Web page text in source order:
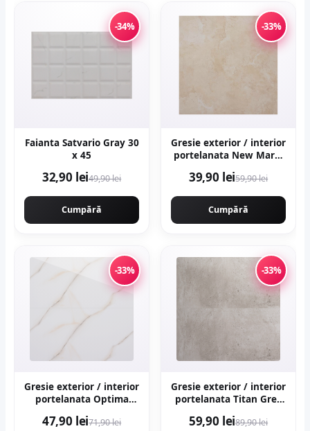
-34%
Faianta Satvario Gray 30
x 45
32,90 lei49,90 lei
Cumpără
-33%
Gresie exterior / interior
portelanata New Marfil
lucioasa rectificata tip
39,90 lei59,90 lei
Cumpără
-33%
Gresie exterior / interior
portelanata Optima
lucioasa rectificata tip
47,90 lei71,90 lei
-33%
Gresie exterior / interior
portelanata Titan Grey
rectificata aspect
59,90 lei89,90 lei